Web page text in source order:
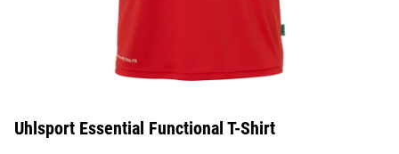
Uhlsport Essential Functional T-Shirt